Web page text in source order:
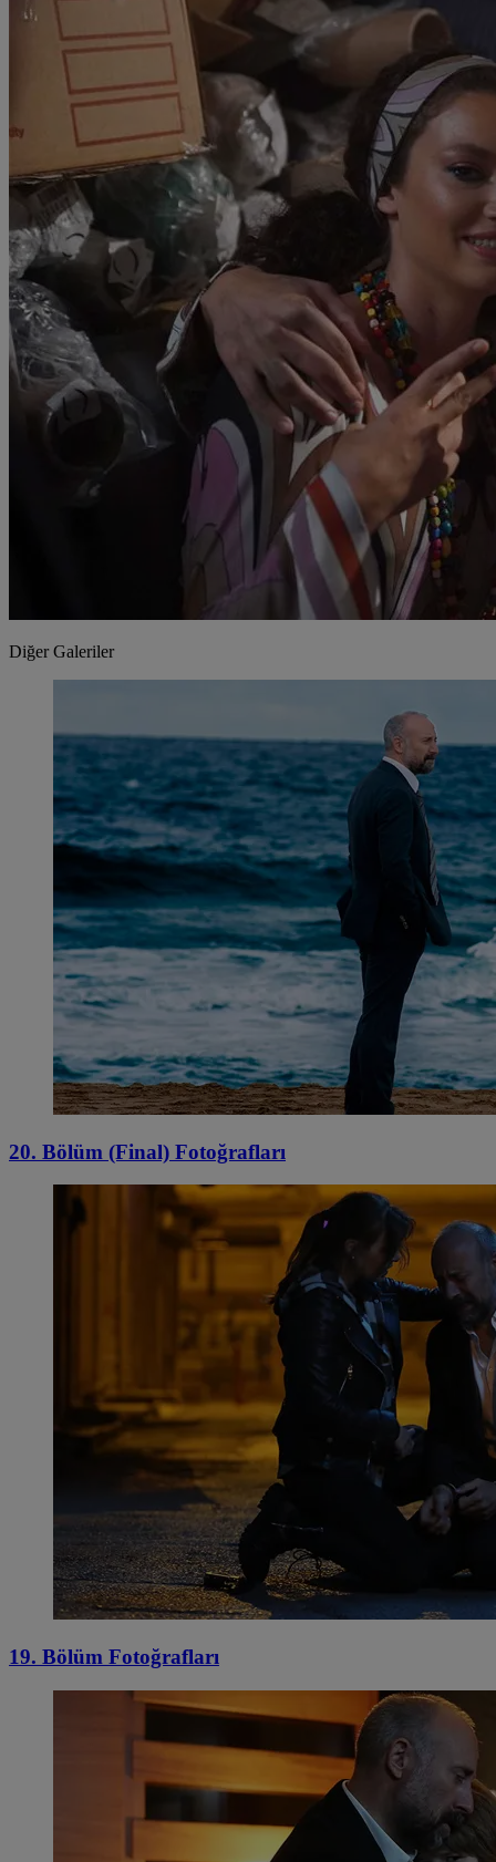
Diğer Galeriler
20. Bölüm (Final) Fotoğrafları
19. Bölüm Fotoğrafları